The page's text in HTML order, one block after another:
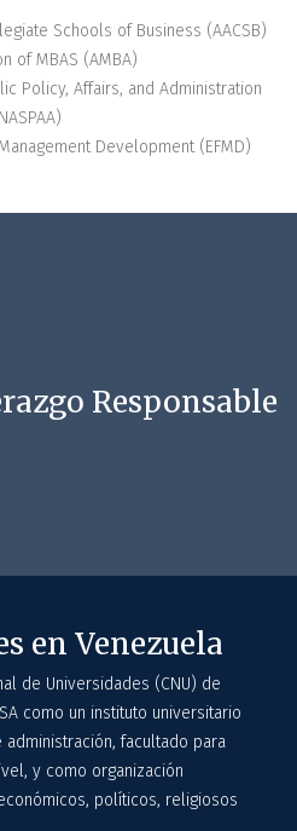
Schools of Business (AACSB)
of MBAS (AMBA)
Policy, Affairs, and Administration
Development (EFMD)
Responsable
en Venezuela
de Universidades (CNU) de
como un instituto universitario
facultado para
y como organización
políticos, religiosos